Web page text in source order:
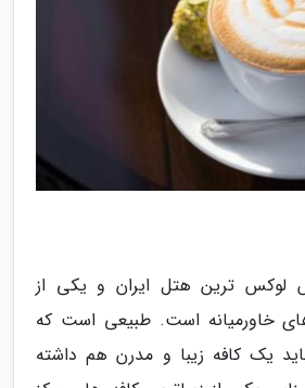
لوکس ترین هتل ایران و یکی از
خاورمیانه است. طبیعی است که
یک کافه زیبا و مدرن هم داشته